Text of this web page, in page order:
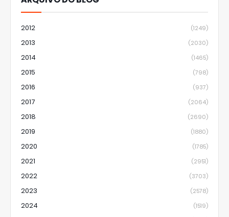
2012 (1249)
2013 (2030)
2014 (1465)
2015 (798)
2016 (937)
2017 (2064)
2018 (2690)
2019 (1880)
2020 (1785)
2021 (2951)
2022 (3703)
2023 (2578)
2024 (1519)